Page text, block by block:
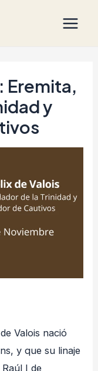
Eremita,
y
Valois nació
y que su linaje
I de